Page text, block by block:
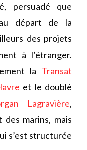
persuadé que
au départ de la
des projets
à l’étranger.
la Transat
et le doublé
Lagravière,
marins, mais
s’est structurée